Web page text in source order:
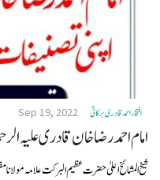
افتخاراحمدقادری برکاتی Sep 19, 2022
امام احمد رضا خان قادری علیہ
شیخ المشائخ اعلیٰ حضرت عظیم البرکت علامہ مولانا